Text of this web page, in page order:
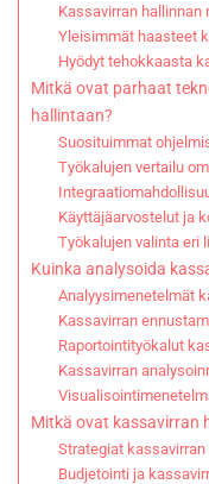
Kassavirran
Yleisimmät haasteet
Hyödyt tehokkaasta
Mitkä ovat parhaat
hallintaan?
Suosituimmat
Työkalujen vertailu
Käyttäjäarvostelut ja
Työkalujen valinta eri
Kuinka analysoida
Analyysimenetelmät
Kassavirran
Raportointityökalut
Kassavirran
Mitkä ovat kassavirran
Strategiat
Budjetointi ja